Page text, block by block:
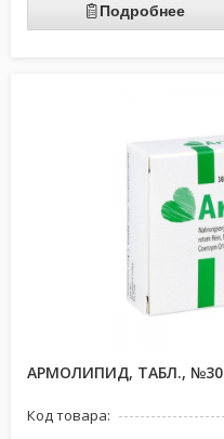
Подробнее
АРМОЛИПИД, ТАБЛ., №30
Код товара: